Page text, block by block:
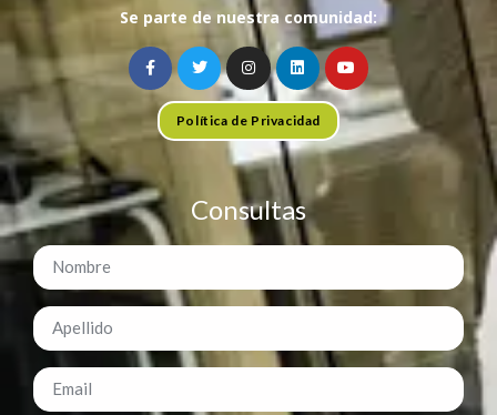
Se parte de nuestra comunidad:
Política de Privacidad
Consultas